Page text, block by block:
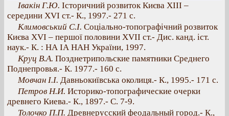
Івакін Г.Ю. Історичний розвиток Києва XIII –
середини ХVІ ст.- К., 1997.- 271 с.
Климовський С.І. Соціально-топографічний розвиток
Києва ХVІ – першої половини ХVІІ ст.- Дис. канд. іст.
наук.- К. : НА ІА НАН України, 1997.
Круц В.А. Позднетрипольские памятники Среднего
Поднепровья.- К. 1977.- 160 с.
Мовчан І.І. Давньокиївська околиця.- К., 1995.- 171 с.
Петров Н.И. Историко-топографические очерки
древнего Киева.- К., 1897.- С. 7-9.
Толочко П.П. Древнерусский феодальный город.- К.,